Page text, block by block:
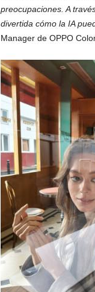
preocupaciones. A
divertida cómo la IA
Manager de OPPO